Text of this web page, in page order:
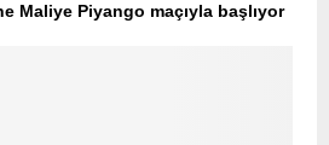
Maliye Piyango maçıyla başlıyor